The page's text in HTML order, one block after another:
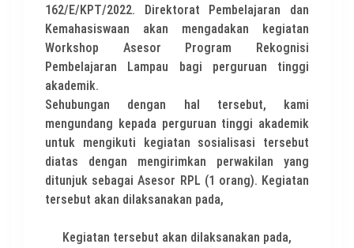
162/E/KPT/2022. Direktorat Pembelajaran dan
Kemahasiswaan akan mengadakan kegiatan
Workshop Asesor Program Rekognisi
Pembelajaran Lampau bagi perguruan tinggi
akademik.
Sehubungan dengan hal tersebut, kami
mengundang kepada perguruan tinggi akademik
untuk mengikuti kegiatan sosialisasi tersebut
diatas dengan mengirimkan perwakilan yang
ditunjuk sebagai Asesor RPL (1 orang). Kegiatan
tersebut akan dilaksanakan pada,
Kegiatan tersebut akan dilaksanakan pada,